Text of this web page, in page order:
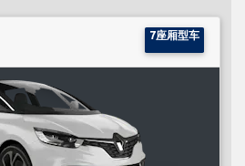
7座厢型车